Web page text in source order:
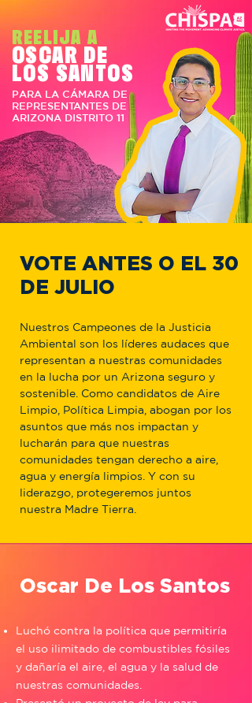
REELIJA A
OSCAR DE
LOS SANTOS
PARA LA CÁMARA DE
REPRESENTANTES DE
ARIZONA DISTRITO 11
VOTE ANTES O EL 30
DE JULIO
Nuestros Campeones de la Justicia
Ambiental son los líderes audaces que
representan a nuestras comunidades
en la lucha por un Arizona seguro y
sostenible. Como candidatos de Aire
Limpio, Política Limpia, abogan por los
asuntos que más nos impactan y
lucharán para que nuestras
comunidades tengan derecho a aire,
agua y energía limpios. Y con su
liderazgo, protegeremos juntos
nuestra Madre Tierra.
Oscar De Los Santos
Luchó contra la política que permitiría
el uso ilimitado de combustibles fósiles
y dañaría el aire, el agua y la salud de
nuestras comunidades.